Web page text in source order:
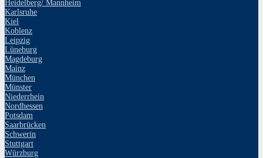
Heidelberg/ Mannheim
Karlsruhe
Kiel
Koblenz
Leipzig
Lüneburg
Magdeburg
Mainz
München
Münster
Niederrhein
Nordhessen
Potsdam
Saarbrücken
Schwerin
Stuttgart
Würzburg